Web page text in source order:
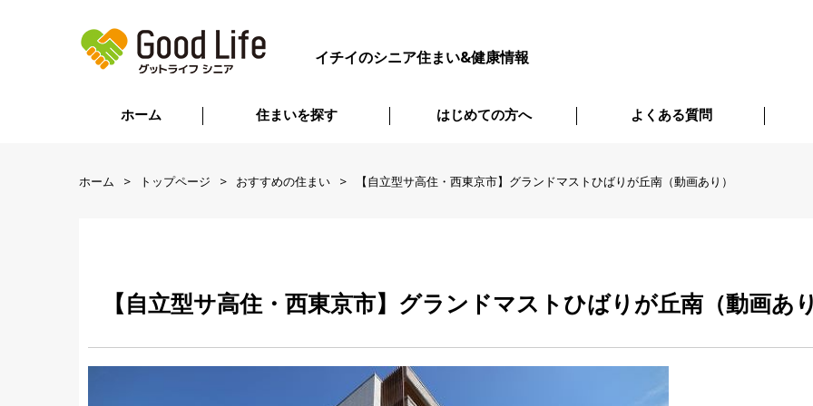
イチイのシニア住まい&健康情報
ホーム 住まいを探す はじめての方へ よくある質問
ホーム トップページ おすすめの住まい 【自立型サ高住・西東京市】グランドマストひばりが丘南（動画あり）
【自立型サ高住・西東京市】グランドマストひばりが丘南（動画あ